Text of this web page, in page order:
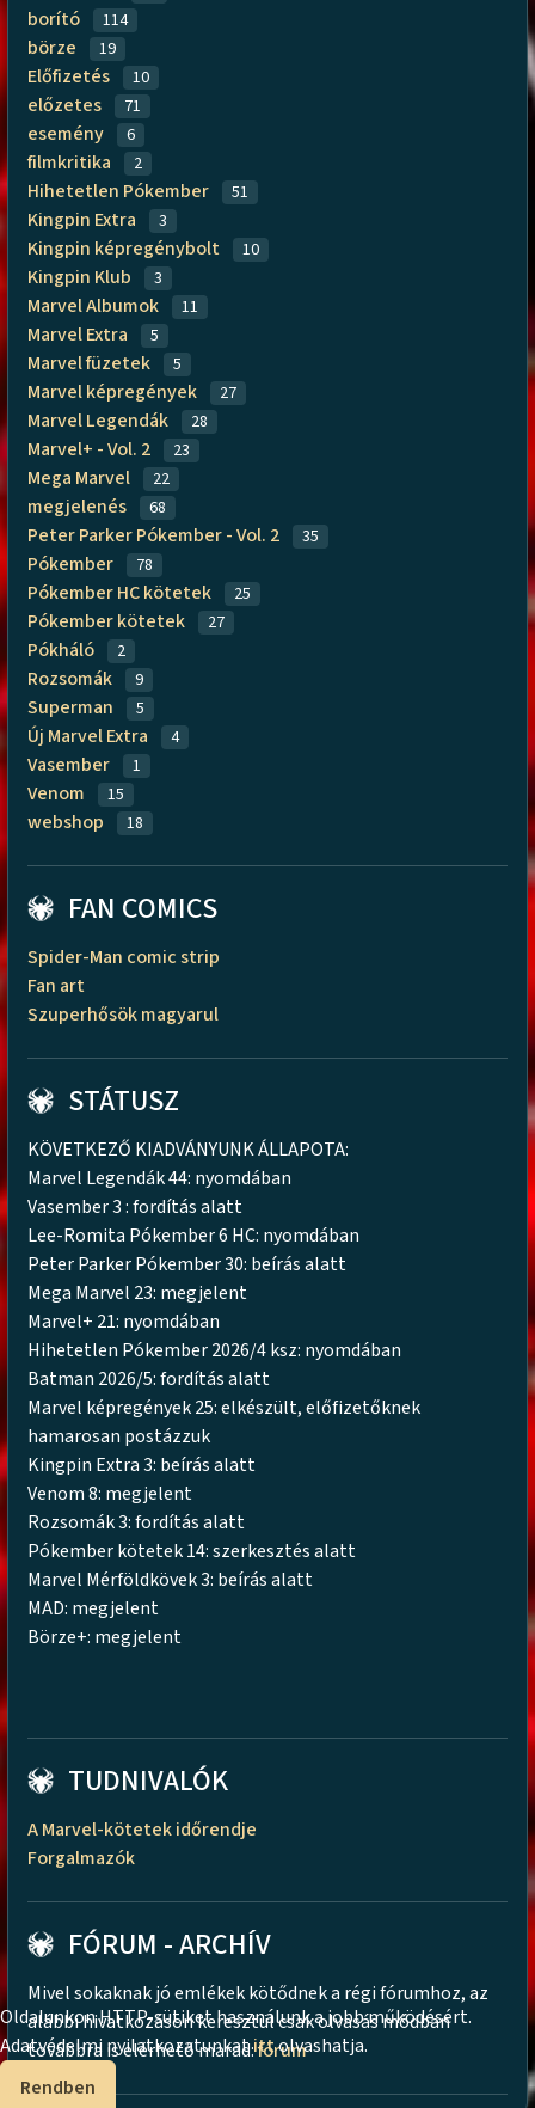
borító 114
börze 19
Előfizetés 10
előzetes 71
esemény 6
filmkritika 2
Hihetetlen Pókember 51
Kingpin Extra 3
Kingpin képregénybolt 10
Kingpin Klub 3
Marvel Albumok 11
Marvel Extra 5
Marvel füzetek 5
Marvel képregények 27
Marvel Legendák 28
Marvel+ - Vol. 2 23
Mega Marvel 22
megjelenés 68
Peter Parker Pókember - Vol. 2 35
Pókember 78
Pókember HC kötetek 25
Pókember kötetek 27
Pókháló 2
Rozsomák 9
Superman 5
Új Marvel Extra 4
Vasember 1
Venom 15
webshop 18
FAN COMICS
Spider-Man comic strip
Fan art
Szuperhősök magyarul
STÁTUSZ
KÖVETKEZŐ KIADVÁNYUNK ÁLLAPOTA:
Marvel Legendák 44: nyomdában
Vasember 3 : fordítás alatt
Lee-Romita Pókember 6 HC: nyomdában
Peter Parker Pókember 30: beírás alatt
Mega Marvel 23: megjelent
Marvel+ 21: nyomdában
Hihetetlen Pókember 2026/4 ksz: nyomdában
Batman 2026/5: fordítás alatt
Marvel képregények 25: elkészült, előfizetőknek
hamarosan postázzuk
Kingpin Extra 3: beírás alatt
Venom 8: megjelent
Rozsomák 3: fordítás alatt
Pókember kötetek 14: szerkesztés alatt
Marvel Mérföldkövek 3: beírás alatt
MAD: megjelent
Börze+: megjelent
TUDNIVALÓK
A Marvel-kötetek időrendje
Forgalmazók
FÓRUM - ARCHÍV
Mivel sokaknak jó emlékek kötődnek a régi fórumhoz, az
alábbi hivatkozáson keresztül csak olvasás módban
továbbra is elérhető marad:fórum
Oldalunkon HTTP-sütiket használunk a jobb működésért.
Adatvédelmi nyilatkozatunkatittolvashatja.
Rendben